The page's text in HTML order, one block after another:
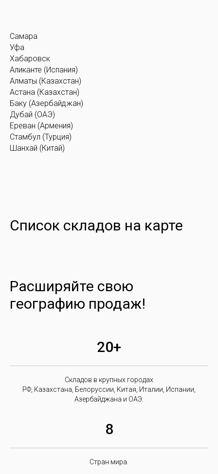
Самара
Уфа
Хабаровск
Аликанте (Испания)
Алматы (Казахстан)
Астана (Казахстан)
Баку (Азербайджан)
Дубай (ОАЭ)
Ереван (Армения)
Стамбул (Турция)
Шанхай (Китай)
Список складов на карте
Расширяйте свою
географию продаж!
20+
Складов в крупных городах
РФ, Казахстана, Белоруссии, Китая, Италии, Испании,
Азербайджана и ОАЭ.
8
Стран мира.